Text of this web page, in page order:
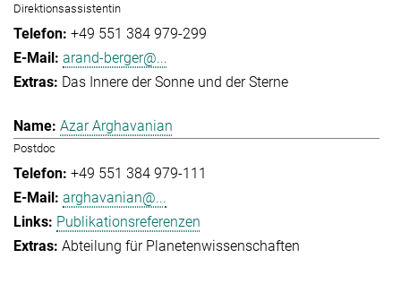
Direktionsassistentin
+49 551 384 979-299
arand-berger@...
Das Innere der Sonne und der Sterne
Azar Arghavanian
Postdoc
+49 551 384 979-111
arghavanian@...
Publikationsreferenzen
Abteilung für Planetenwissenschaften